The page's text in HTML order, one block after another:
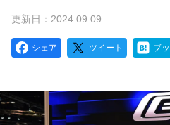
更新日：2024.09.09
シェア ツイート ブ